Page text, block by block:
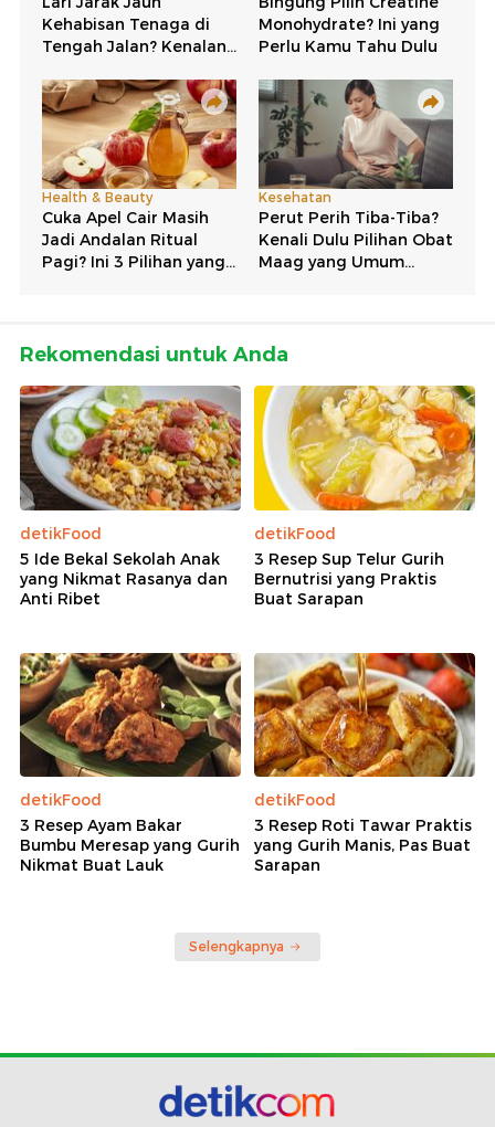
Rekomendasi untuk Anda
detikFood
5 Ide Bekal Sekolah Anak
yang Nikmat Rasanya dan
Anti Ribet
detikFood
3 Resep Sup Telur Gurih
Bernutrisi yang Praktis
Buat Sarapan
detikFood
3 Resep Ayam Bakar
Bumbu Meresap yang Gurih
Nikmat Buat Lauk
detikFood
3 Resep Roti Tawar Praktis
yang Gurih Manis, Pas Buat
Sarapan
Selengkapnya